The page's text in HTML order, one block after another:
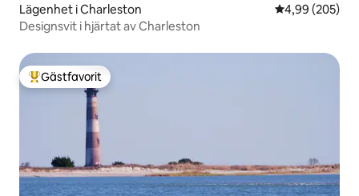
Lägenhet i Charleston 4,99 av 5 i
4,99 (205)
Designsvit i hjärtat av Charleston
Populär gästfavorit
Gästfavorit